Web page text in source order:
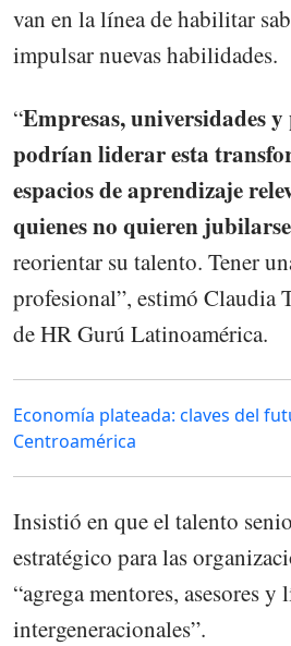
van en la línea de habilitar
impulsar nuevas habilidades.
“Empresas, universidades
podrían liderar esta
espacios de aprendizaje
quienes no quieren
reorientar su talento. Tener
profesional”, estimó Claudia
de HR Gurú Latinoamérica.
Economía plateada: claves del
Centroamérica
Insistió en que el talento
estratégico para las
“agrega mentores, asesores y
intergeneracionales”.